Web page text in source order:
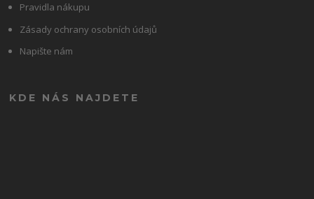
Pravidla nákupu
Zásady ochrany osobních údajů
Napište nám
KDE NÁS NAJDETE